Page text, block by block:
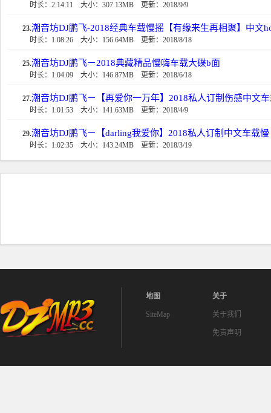
时长：2:14:11 大小：307.13MB 更新：2018/9/9
23.潮音坊DJ鹏飞-2018经典车载慢摇【有缘来生再相聚】中文
时长：1:08:26 大小：156.64MB 更新：2018/8/18
25.潮音坊DJ鹏飞－2018典藏精品慢嗨车载大碟b面
时长：1:04:09 大小：146.87MB 更新：2018/6/18
27.潮音坊DJ鹏飞－【再爱你一万年】2018私人订制伤感中文
时长：1:01:53 大小：141.63MB 更新：2018/4/9
29.潮音坊DJ鹏飞－【darling我爱你】2018私人订制中文车载慢
时长：1:02:35 大小：143.24MB 更新：2018/3/19
地图
SiteMap
关于
关于我们
免责声明